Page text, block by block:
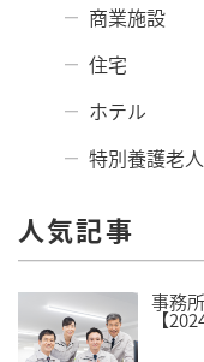
商業施設
住宅
ホテル
特別養護老
人気記事
事務
【